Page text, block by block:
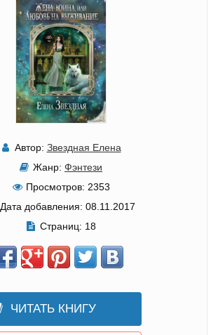
Автор: Звездная Елена
Жанр: Фэнтези
Просмотров: 2353
Дата добавления: 08.11.2017
Страниц: 18
ЧИТАТЬ КНИГУ